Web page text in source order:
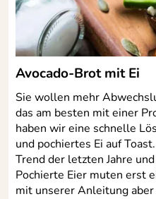
Avocado-Brot mit Ei
Sie wollen mehr
das am besten mit einer
haben wir eine schnelle
und pochiertes Ei auf
Trend der letzten Jahre
Pochierte Eier muten erst
mit unserer Anleitung